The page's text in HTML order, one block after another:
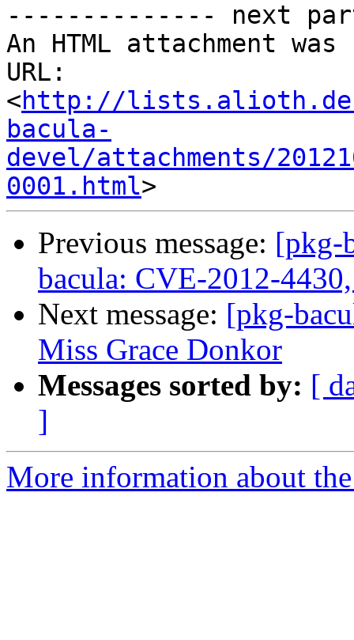
-------------- next
An HTML attachment
URL:
<http://
bacula-
devel/attachments/
0001.html
Previous message: [pkg-
bacula: CVE-2012-
Next message: [pkg-
Miss Grace Donkor
Messages sorted by: [
]
More information about